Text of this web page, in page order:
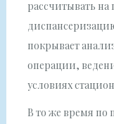
рассчитывать на
покрывает
операции,
условиях
В то же время по